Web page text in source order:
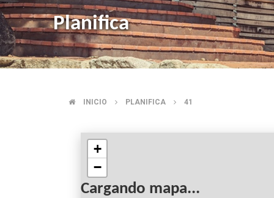
Planifica
SOBRESCRIBIR
ENLACES
DE
INICIO PLANIFICA 41
Cargando mapa...
+
−